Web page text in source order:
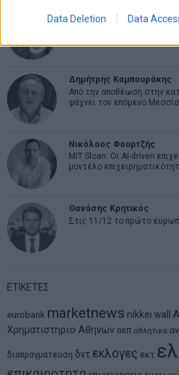
Data Deletion Data
Σταματίνα Σταματάκου
Η βία κατά των ζώων δεν
Δημήτρης Καμπουράκης
Από την αποθέωση στην
ψάχνει τον επόμενο Μεσσία
Νικόλαος Φουρτζής
MIT Sloan: Οι AI-driven
μοντέλο
Θανάσης Κρητικός
Στις 11/12 το πρώτο
ΕΤΙΚΕΤΕΣ
eurobank marketnews nikkei wall
Χρηματιστηριο Αθηνων αεπ αθλητικα
διαπραγματευση δντ εκλογες εκτ